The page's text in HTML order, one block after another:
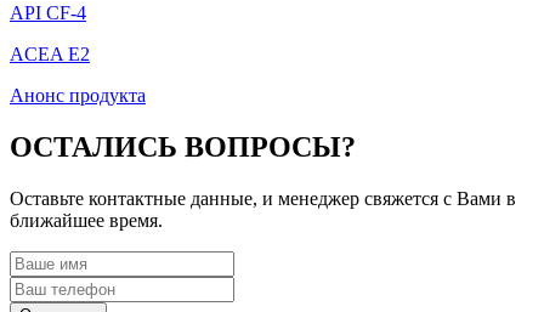
API CF-4
ACEA E2
Анонс продукта
ОСТАЛИСЬ ВОПРОСЫ?
Оставьте контактные данные, и менеджер свяжется с Вами в
ближайшее время.